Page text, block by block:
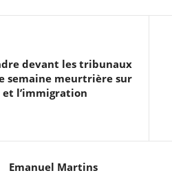
devant les tribunaux
semaine meurtrière sur
l’immigration
Emanuel Martins